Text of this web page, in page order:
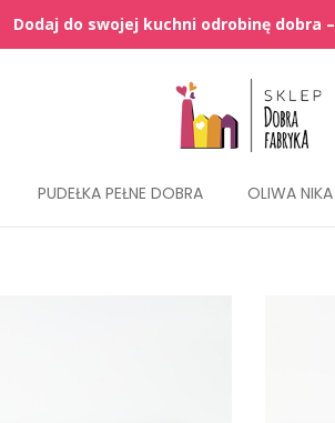
PUDEŁKA PEŁNE DOBRA OLIWA NIKA